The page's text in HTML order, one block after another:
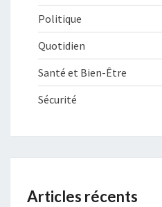
Politique
Quotidien
Santé et Bien-Être
Sécurité
Articles récents